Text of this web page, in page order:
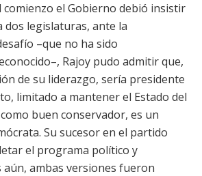
comienzo el Gobierno debió insistir
dos legislaturas, ante la
–que no ha sido
Rajoy pudo admitir que,
de su liderazgo, sería presidente
limitado a mantener el Estado del
buen conservador, es un
Su sucesor en el partido
el programa político y
ambas versiones fueron